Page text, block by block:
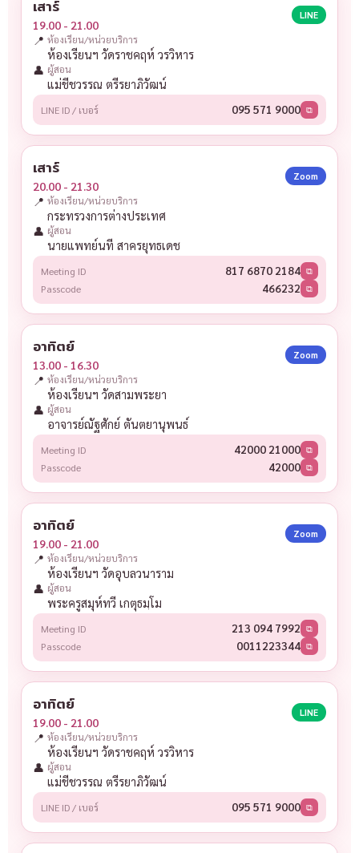
เสาร์
19.00 - 21.00
LINE
📍 ห้องเรียน/หน่วยบริการ
ห้องเรียนฯ วัดราชคฤห์ วรวิหาร
👤 ผู้สอน
แม่ชีชวรรณ ตรีรยาภิวัฒน์
LINE ID / เบอร์ 095 571 9000 ⧉
เสาร์
20.00 - 21.30
Zoom
📍 ห้องเรียน/หน่วยบริการ
กระทรวงการต่างประเทศ
👤 ผู้สอน
นายแพทย์นที สาครยุทธเดช
Meeting ID 817 6870 2184 ⧉
Passcode 466232 ⧉
อาทิตย์
13.00 - 16.30
Zoom
📍 ห้องเรียน/หน่วยบริการ
ห้องเรียนฯ วัดสามพระยา
👤 ผู้สอน
อาจารย์ณัฐศักย์ ตันตยานุพนธ์
Meeting ID 42000 21000 ⧉
Passcode 42000 ⧉
อาทิตย์
19.00 - 21.00
Zoom
📍 ห้องเรียน/หน่วยบริการ
ห้องเรียนฯ วัดอุบลวนาราม
👤 ผู้สอน
พระครูสมุห์ทวี เกตุธมฺโม
Meeting ID 213 094 7992 ⧉
Passcode 0011223344 ⧉
อาทิตย์
19.00 - 21.00
LINE
📍 ห้องเรียน/หน่วยบริการ
ห้องเรียนฯ วัดราชคฤห์ วรวิหาร
👤 ผู้สอน
แม่ชีชวรรณ ตรีรยาภิวัฒน์
LINE ID / เบอร์ 095 571 9000 ⧉